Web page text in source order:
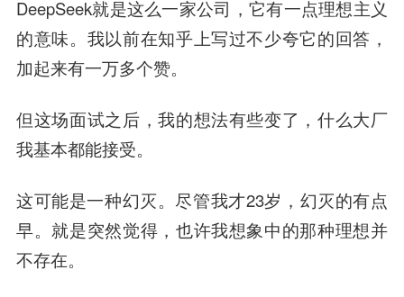
DeepSeek就是这么一家公司，它有一点理想主义
的意味。我以前在知乎上写过不少夸它的回答，
加起来有一万多个赞。
但这场面试之后，我的想法有些变了，什么大厂
我基本都能接受。
这可能是一种幻灭。尽管我才23岁，幻灭的有点
早。就是突然觉得，也许我想象中的那种理想并
不存在。